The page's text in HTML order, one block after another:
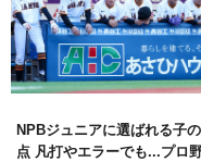
NPBジュニアに選ばれる子
点 凡打やエラーでも...プロ